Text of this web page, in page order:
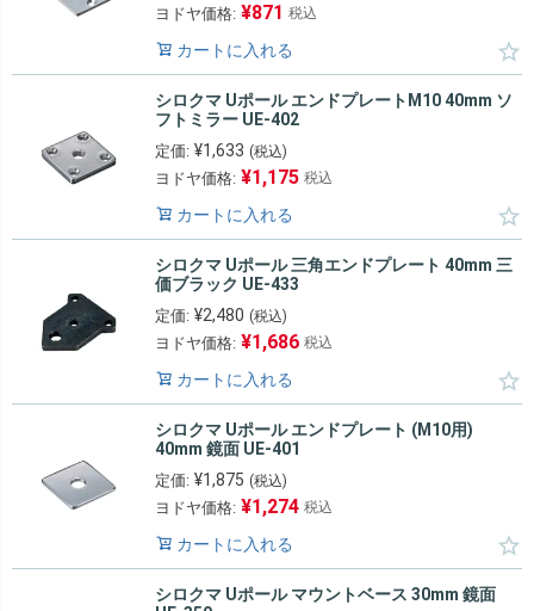
ヨドヤ価格: ¥871 税込
カートに入れる
シロクマ Uポール エンドプレートM10 40mm ソ
フトミラー UE-402
定価: ¥1,633 (税込)
ヨドヤ価格: ¥1,175 税込
カートに入れる
シロクマ Uポール 三角エンドプレート 40mm 三
価ブラック UE-433
定価: ¥2,480 (税込)
ヨドヤ価格: ¥1,686 税込
カートに入れる
シロクマ Uポール エンドプレート (M10用)
40mm 鏡面 UE-401
定価: ¥1,875 (税込)
ヨドヤ価格: ¥1,274 税込
カートに入れる
シロクマ Uポール マウントベース 30mm 鏡面